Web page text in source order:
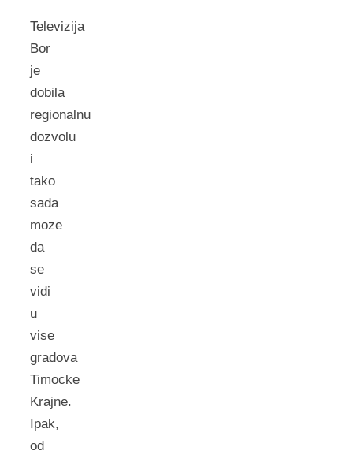
Televizija
Bor
je
dobila
regionalnu
dozvolu
i
tako
sada
moze
da
se
vidi
u
vise
gradova
Timocke
Krajne.
Ipak,
od